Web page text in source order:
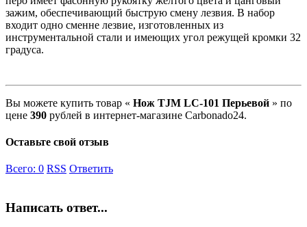
зажим, обеспечивающий быструю смену лезвия. В набор
входит одно сменне лезвие, изготовленных из
инструментальной стали и имеющих угол режущей кромки 32
градуса.
Вы можете купить товар « Нож TJM LC-101 Перьевой » по
цене 390 рублей в интернет-магазине Carbonado24.
Оставьте свой отзыв
Всего: 0 RSS Ответить
Написать ответ...